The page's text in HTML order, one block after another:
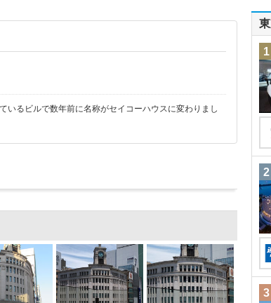
いるビルで数年前に名称がセイコーハウスに変わりまし
1
2
3